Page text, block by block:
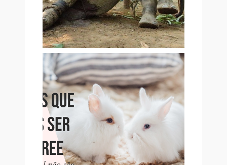
13 MARCAS QUE PENSAMOS
SER CRUELTY-FREE, MAS
QUE NÃO SÃO